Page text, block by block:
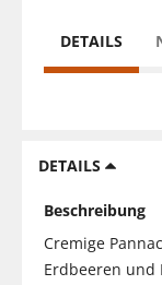
DETAILS
DETAILS
Beschreibung
Cremige
Erdbeeren und